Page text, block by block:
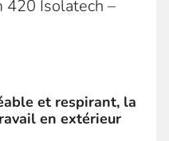
420 Isolatech –
et respirant, la
en extérieur